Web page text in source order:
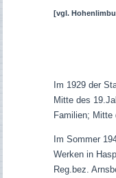
[vgl.
Im 1929 der
Mitte des
Familien; Mitte
Im Sommer
Werken in
Reg.bez.